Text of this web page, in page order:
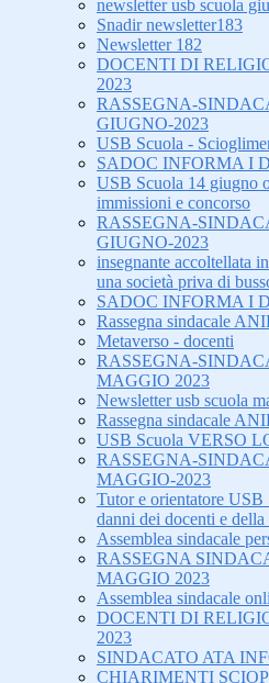
newsletter usb scuola
Snadir newsletter183
Newsletter 182
DOCENTI DI
2023
RASSEGNA-
GIUGNO-2023
USB Scuola -
SADOC INFORMA I
USB Scuola 14 giugno
immissioni e concorso
RASSEGNA-
GIUGNO-2023
insegnante accoltellata
una società priva di
SADOC INFORMA I
Rassegna sindacale
Metaverso - docenti
RASSEGNA-
MAGGIO 2023
Newsletter usb scuola
Rassegna sindacale
USB Scuola VERSO
RASSEGNA-
MAGGIO-2023
Tutor e orientatore USB
danni dei docenti e della
Assemblea sindacale
RASSEGNA
MAGGIO 2023
Assemblea sindacale
DOCENTI DI
2023
SINDACATO ATA
CHIARIMENTI